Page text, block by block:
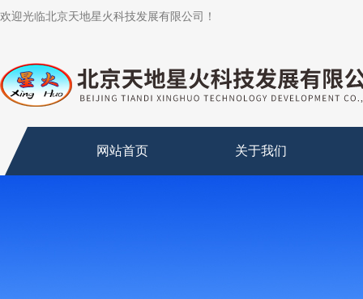
欢迎光临北京天地星火科技发展有限公司！
网站首页 关于我们